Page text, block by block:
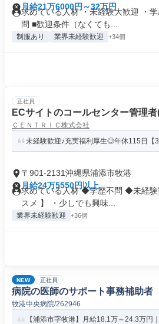
月給21万6000円～32万円
求めている人材 ・未経験大歓迎 ・
問 ■歓迎条件（なくても...
制服あり 業界未経験歓迎 +34個
正社員
ECサイトのコールセンター管理
ＣＥＮＴＲＩＣ株式会社
未経験歓迎♪充実福利厚生◎年休115日【3
〒901-2131沖縄県浦添市牧港
月給24万5550円以上
求めている人材 ◆学歴不問 ◆未経験
スメ 】 ・少しでも興味...
業界未経験歓迎 +36個
NEW 正社員
病院の医師のサポート事務補助者
牧港中央病院/262946
【浦添市字牧港】月給18.1万～24.3万円